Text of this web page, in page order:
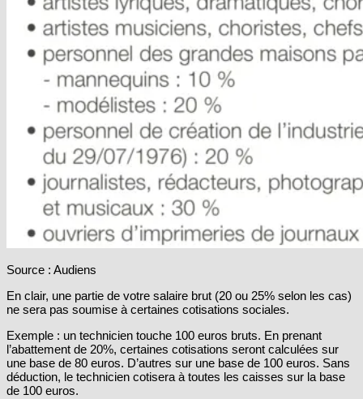
Source : Audiens
En clair, une partie de votre salaire brut (20 ou 25% selon les cas)
ne sera pas soumise à certaines cotisations sociales.
Exemple : un technicien touche 100 euros bruts. En prenant
l’abattement de 20%, certaines cotisations seront calculées sur
une base de 80 euros. D’autres sur une base de 100 euros. Sans
déduction, le technicien cotisera à toutes les caisses sur la base
de 100 euros.